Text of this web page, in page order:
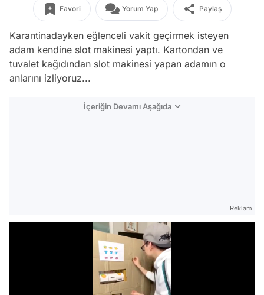
Favori Yorum Yap Paylaş
Karantinadayken eğlenceli vakit geçirmek isteyen
adam kendine slot makinesi yaptı. Kartondan ve
tuvalet kağıdından slot makinesi yapan adamın o
anlarını izliyoruz...
İçeriğin Devamı Aşağıda
Reklam